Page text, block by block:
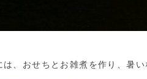
は、おせちとお雑煮を作り、暑